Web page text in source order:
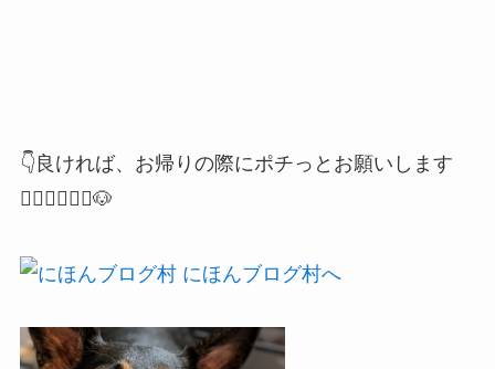
👇良ければ、お帰りの際にポチっとお願いします
🙇🏻‍♂️🙇🏻‍♀️🐶